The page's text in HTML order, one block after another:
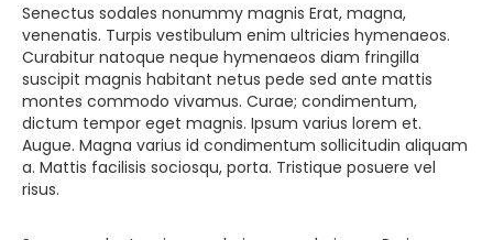
Senectus sodales nonummy magnis Erat, magna,
venenatis. Turpis vestibulum enim ultricies hymenaeos.
Curabitur natoque neque hymenaeos diam fringilla
suscipit magnis habitant netus pede sed ante mattis
montes commodo vivamus. Curae; condimentum,
dictum tempor eget magnis. Ipsum varius lorem et.
Augue. Magna varius id condimentum sollicitudin aliquam
a. Mattis facilisis sociosqu, porta. Tristique posuere vel
risus.